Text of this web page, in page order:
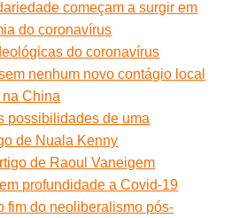
começam a surgir em
do coronavírus
do coronavírus
nenhum novo contágio local
China
possibilidades de uma
de Nuala Kenny
de Raoul Vaneigem
profundidade a Covid-19
fim do neoliberalismo pós-